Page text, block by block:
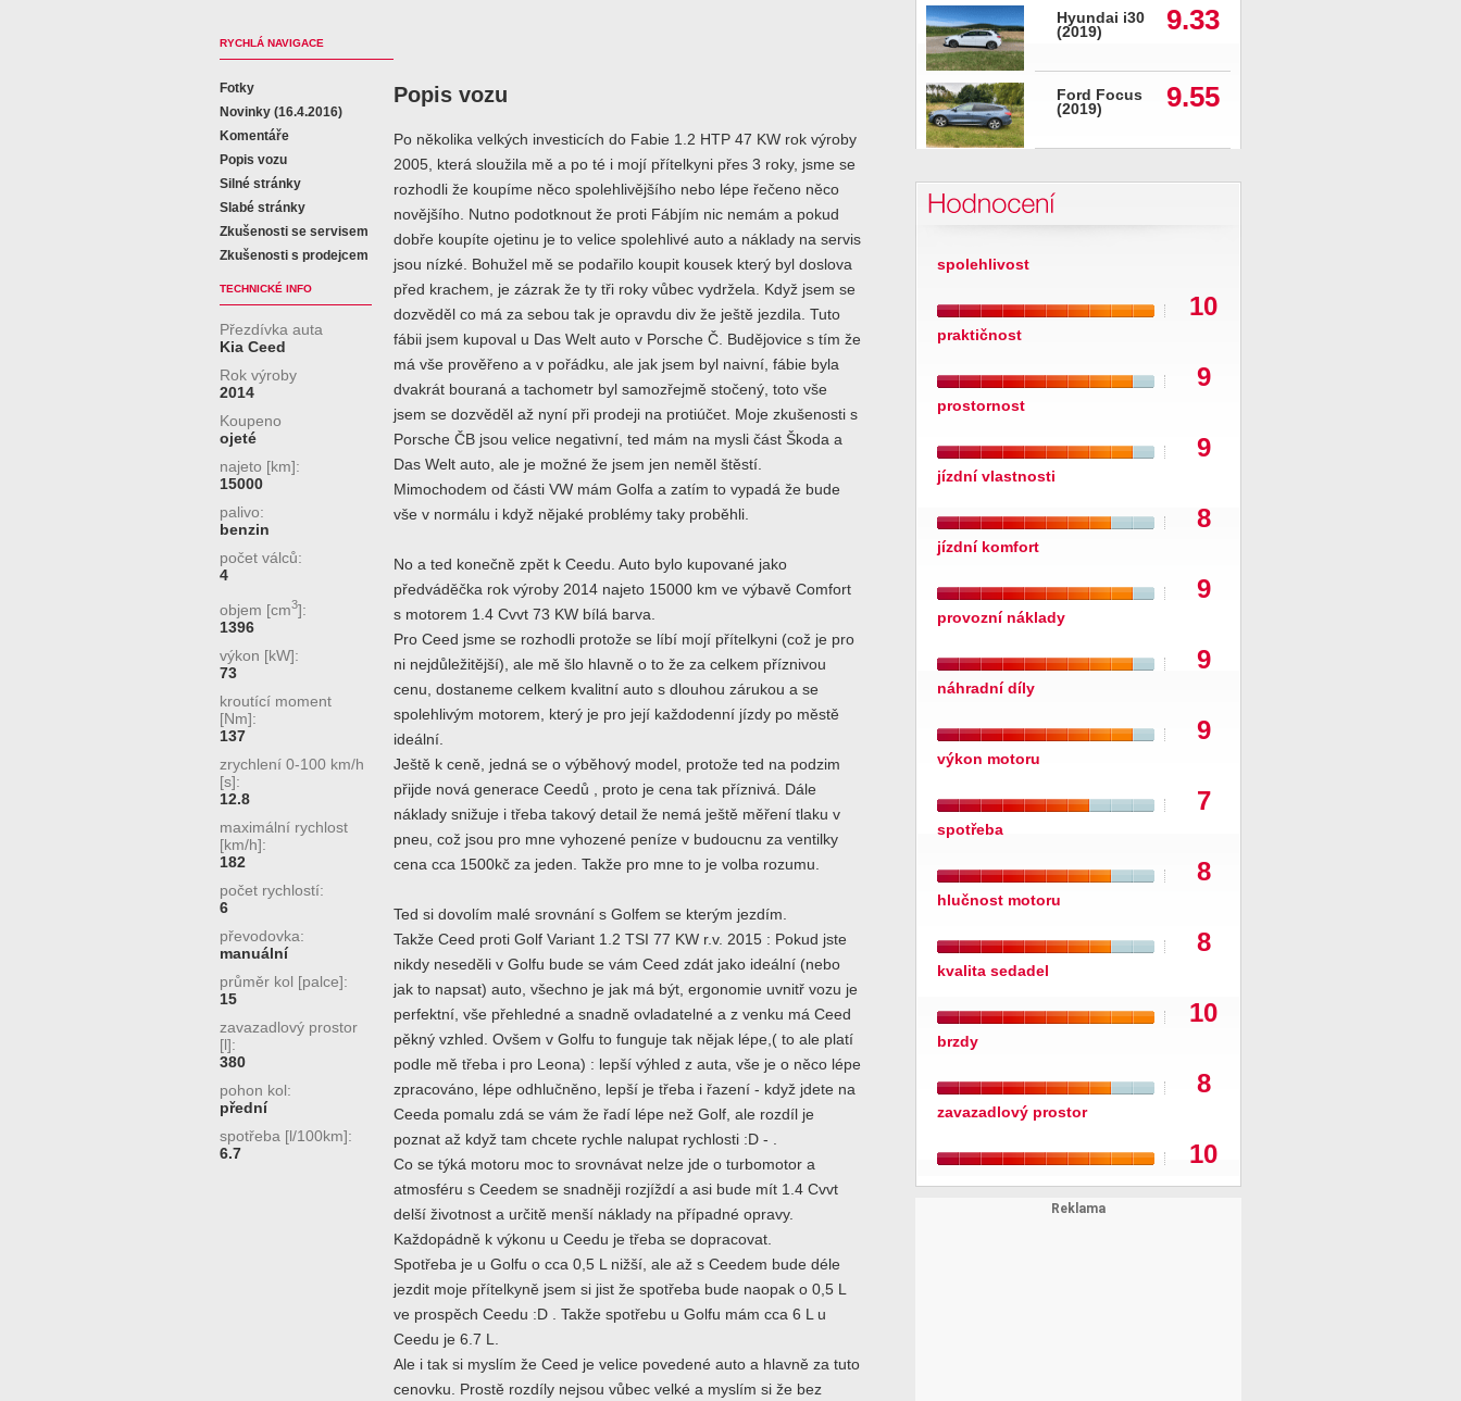
RYCHLÁ NAVIGACE
Fotky
Novinky (16.4.2016)
Komentáře
Popis vozu
Silné stránky
Slabé stránky
Zkušenosti se servisem
Zkušenosti s prodejcem
TECHNICKÉ INFO
Přezdívka auta
Kia Ceed
Rok výroby
2014
Koupeno
ojeté
najeto [km]:
15000
palivo:
benzin
počet válců:
4
objem [cm3]:
1396
výkon [kW]:
73
kroutící moment
[Nm]:
137
zrychlení 0-100 km/h
[s]:
12.8
maximální rychlost
[km/h]:
182
počet rychlostí:
6
převodovka:
manuální
průměr kol [palce]:
15
zavazadlový prostor
[l]:
380
pohon kol:
přední
spotřeba [l/100km]:
6.7
Popis vozu
Po několika velkých investicích do Fabie 1.2 HTP 47 KW rok výroby
2005, která sloužila mě a po té i mojí přítelkyni přes 3 roky, jsme se
rozhodli že koupíme něco spolehlivějšího nebo lépe řečeno něco
novějšího. Nutno podotknout že proti Fábjím nic nemám a pokud
dobře koupíte ojetinu je to velice spolehlivé auto a náklady na servis
jsou nízké. Bohužel mě se podařilo koupit kousek který byl doslova
před krachem, je zázrak že ty tři roky vůbec vydržela. Když jsem se
dozvěděl co má za sebou tak je opravdu div že ještě jezdila. Tuto
fábii jsem kupoval u Das Welt auto v Porsche Č. Budějovice s tím že
má vše prověřeno a v pořádku, ale jak jsem byl naivní, fábie byla
dvakrát bouraná a tachometr byl samozřejmě stočený, toto vše
jsem se dozvěděl až nyní při prodeji na protiúčet. Moje zkušenosti s
Porsche ČB jsou velice negativní, ted mám na mysli část Škoda a
Das Welt auto, ale je možné že jsem jen neměl štěstí.
Mimochodem od části VW mám Golfa a zatím to vypadá že bude
vše v normálu i když nějaké problémy taky proběhli.
No a ted konečně zpět k Ceedu. Auto bylo kupované jako
předváděčka rok výroby 2014 najeto 15000 km ve výbavě Comfort
s motorem 1.4 Cvvt 73 KW bílá barva.
Pro Ceed jsme se rozhodli protože se líbí mojí přítelkyni (což je pro
ni nejdůležitější), ale mě šlo hlavně o to že za celkem příznivou
cenu, dostaneme celkem kvalitní auto s dlouhou zárukou a se
spolehlivým motorem, který je pro její každodenní jízdy po městě
ideální.
Ještě k ceně, jedná se o výběhový model, protože ted na podzim
přijde nová generace Ceedů , proto je cena tak příznivá. Dále
náklady snižuje i třeba takový detail že nemá ještě měření tlaku v
pneu, což jsou pro mne vyhozené peníze v budoucnu za ventilky
cena cca 1500kč za jeden. Takže pro mne to je volba rozumu.
Ted si dovolím malé srovnání s Golfem se kterým jezdím.
Takže Ceed proti Golf Variant 1.2 TSI 77 KW r.v. 2015 : Pokud jste
nikdy neseděli v Golfu bude se vám Ceed zdát jako ideální (nebo
jak to napsat) auto, všechno je jak má být, ergonomie uvnitř vozu je
perfektní, vše přehledné a snadně ovladatelné a z venku má Ceed
pěkný vzhled. Ovšem v Golfu to funguje tak nějak lépe,( to ale platí
podle mě třeba i pro Leona) : lepší výhled z auta, vše je o něco lépe
zpracováno, lépe odhlučněno, lepší je třeba i řazení - když jdete na
Ceeda pomalu zdá se vám že řadí lépe než Golf, ale rozdíl je
poznat až když tam chcete rychle nalupat rychlosti :D - .
Co se týká motoru moc to srovnávat nelze jde o turbomotor a
atmosféru s Ceedem se snadněji rozjíždí a asi bude mít 1.4 Cvvt
delší životnost a určitě menší náklady na případné opravy.
Každopádně k výkonu u Ceedu je třeba se dopracovat.
Spotřeba je u Golfu o cca 0,5 L nižší, ale až s Ceedem bude déle
jezdit moje přítelkyně jsem si jist že spotřeba bude naopak o 0,5 L
ve prospěch Ceedu :D . Takže spotřebu u Golfu mám cca 6 L u
Ceedu je 6.7 L.
Ale i tak si myslím že Ceed je velice povedené auto a hlavně za tuto
cenovku. Prostě rozdíly nejsou vůbec velké a myslím si že bez
Hyundai i30
(2019)
9.33
Ford Focus
(2019)
9.55
Hodnocení
spolehlivost
10
praktičnost
9
prostornost
9
jízdní vlastnosti
8
jízdní komfort
9
provozní náklady
9
náhradní díly
9
výkon motoru
7
spotřeba
8
hlučnost motoru
8
kvalita sedadel
10
brzdy
8
zavazadlový prostor
10